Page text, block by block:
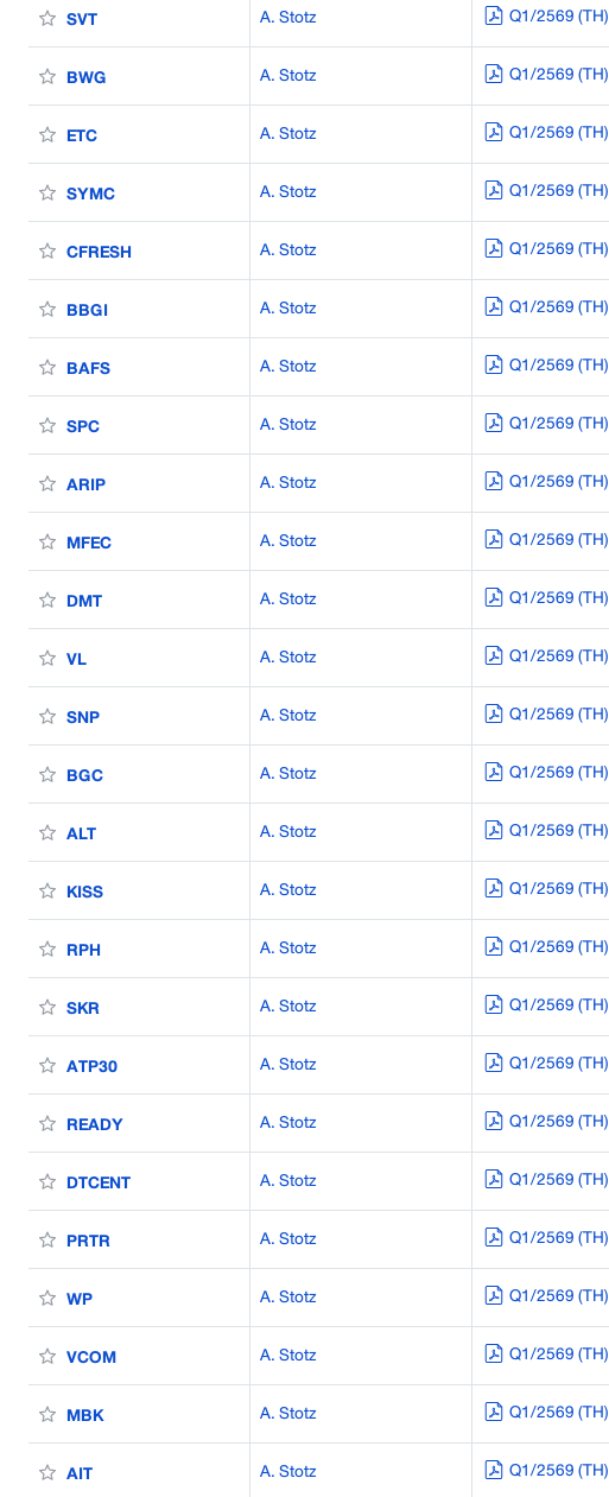
SVT A. Stotz Q1/2569 (TH)
BWG A. Stotz Q1/2569 (TH)
ETC A. Stotz Q1/2569 (TH)
SYMC A. Stotz Q1/2569 (TH)
CFRESH A. Stotz Q1/2569 (TH)
BBGI A. Stotz Q1/2569 (TH)
BAFS A. Stotz Q1/2569 (TH)
SPC A. Stotz Q1/2569 (TH)
ARIP A. Stotz Q1/2569 (TH)
MFEC A. Stotz Q1/2569 (TH)
DMT A. Stotz Q1/2569 (TH)
VL A. Stotz Q1/2569 (TH)
SNP A. Stotz Q1/2569 (TH)
BGC A. Stotz Q1/2569 (TH)
ALT A. Stotz Q1/2569 (TH)
KISS A. Stotz Q1/2569 (TH)
RPH A. Stotz Q1/2569 (TH)
SKR A. Stotz Q1/2569 (TH)
ATP30 A. Stotz Q1/2569 (TH)
READY A. Stotz Q1/2569 (TH)
DTCENT A. Stotz Q1/2569 (TH)
PRTR A. Stotz Q1/2569 (TH)
WP A. Stotz Q1/2569 (TH)
VCOM A. Stotz Q1/2569 (TH)
MBK A. Stotz Q1/2569 (TH)
AIT A. Stotz Q1/2569 (TH)